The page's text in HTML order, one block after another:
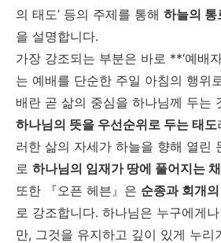
의 태도’ 등의 주제를 통해 하늘의 통
을 설명합니다.
가장 강조되는 부분은 바로 **‘예배
는 예배를 단순한 주일 아침의 행위
배란 곧 삶의 중심을 하나님께 두는
하나님의 뜻을 우선순위로 두는 태도
러한 삶의 자세가 하늘을 향해 열린
로 하나님의 임재가 땅에 풀어지는
또한 『오픈 헤븐』은 순종과 회개
로 강조합니다. 하나님은 누구에게
만, 그것을 유지하고 깊이 있게 누리